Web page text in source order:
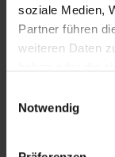
soziale Medien,
Partner führen
weiteren Daten
Notwendig
Grove
149,00 €